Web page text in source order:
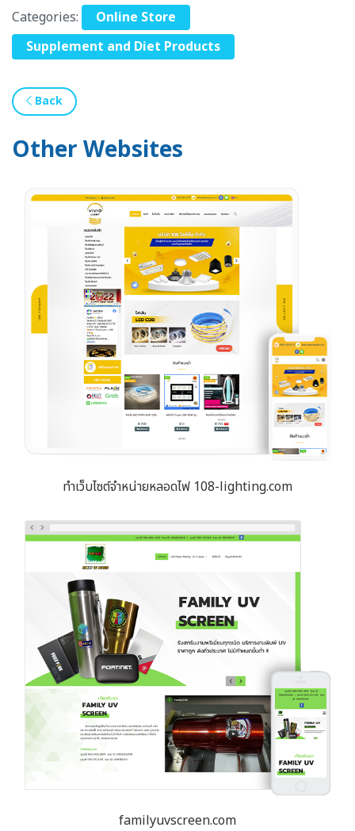
Categories:
Online Store
Supplement and Diet Products
Back
Other Websites
ทำเว็บไซต์จำหน่ายหลอดไฟ 108-lighting.com
familyuvscreen.com